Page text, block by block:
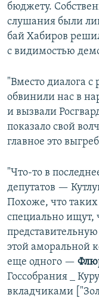
бюджету.
слушания были
бай Хабиров
c видимостью
"Вместо диалога
обвинили нас в
и вызвали
показало свой
главное это
"Что-то в
депутатов —
Похоже, что
специально ищут,
этой аморальной
еще одного —
Госсобрания _
вкладчиками